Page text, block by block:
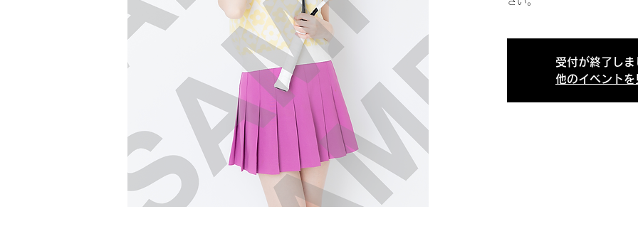
受付が終了しま
他のイベントを